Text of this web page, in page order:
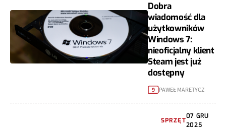
Dobra
wiadomość dla
użytkowników
Windows 7:
nieoficjalny klient
Steam jest już
dostępny
9 PAWEŁ MARETYCZ
SPRZĘT
07 GRU
2025